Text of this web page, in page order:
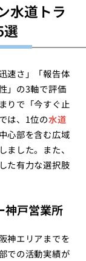
水道トラ
選
速さ」「報告体
」の3軸で評価
りで「今すぐ止
は、1位の水道
心部を含む広域
した。また、
た有力な選択肢
神戸営業所
神エリアまでを
での活動実績が